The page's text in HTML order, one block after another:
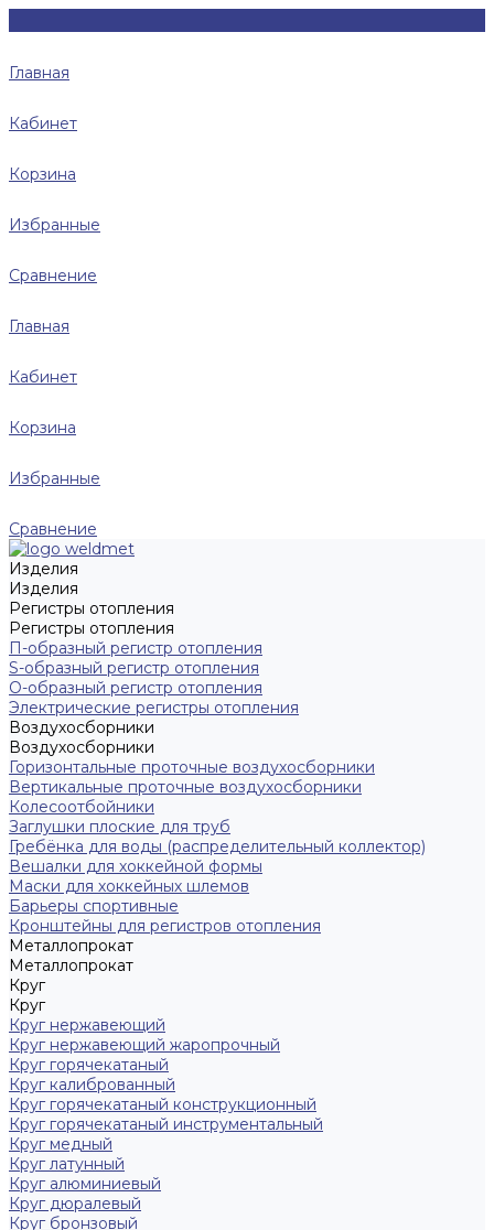
Главная
Кабинет
Корзина
Избранные
Сравнение
Главная
Кабинет
Корзина
Избранные
Сравнение
Изделия
Изделия
Регистры отопления
Регистры отопления
П-образный регистр отопления
S-образный регистр отопления
O-образный регистр отопления
Электрические регистры отопления
Воздухосборники
Воздухосборники
Горизонтальные проточные воздухосборники
Вертикальные проточные воздухосборники
Колесоотбойники
Заглушки плоские для труб
Гребёнка для воды (распределительный коллектор)
Вешалки для хоккейной формы
Маски для хоккейных шлемов
Барьеры спортивные
Кронштейны для регистров отопления
Металлопрокат
Металлопрокат
Круг
Круг
Круг нержавеющий
Круг нержавеющий жаропрочный
Круг горячекатаный
Круг калиброванный
Круг горячекатаный конструкционный
Круг горячекатаный инструментальный
Круг медный
Круг латунный
Круг алюминиевый
Круг дюралевый
Круг бронзовый